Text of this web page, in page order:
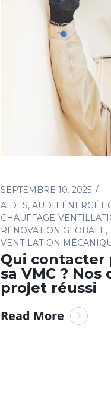
SEPTEMBRE 10. 2025
AIDES, AUDIT
CHAUFFAGE-
RÉNOVATION GLOBALE,
VENTILATION
Qui contacter
sa VMC ?
projet réussi
Read More